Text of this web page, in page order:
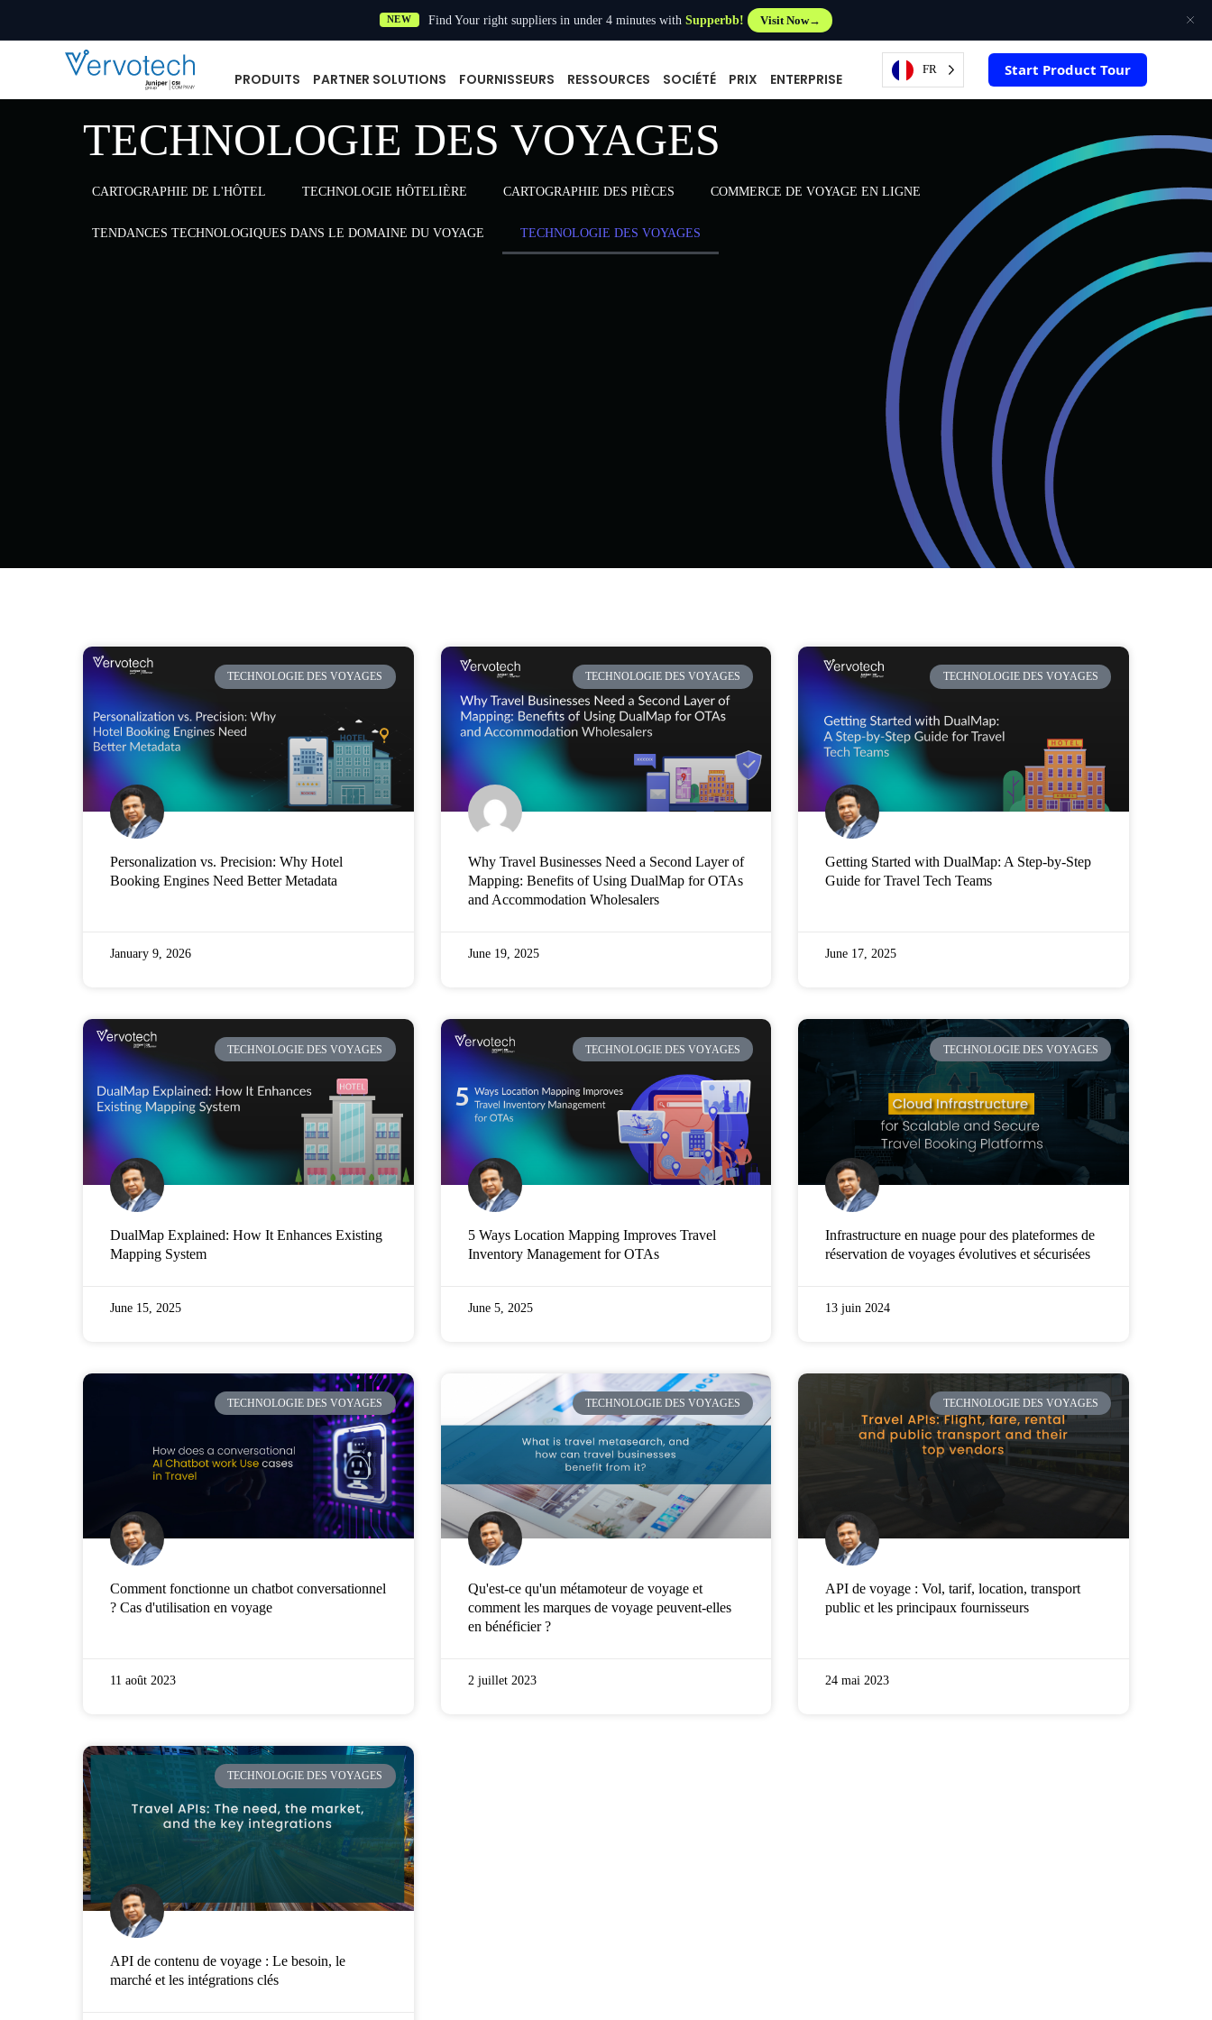
NEW Find Your right suppliers in under 4 minutes withSupperbb! Visit Now
PRODUITS PARTNER SOLUTIONS FOURNISSEURS RESSOURCES SOCIÉTÉ PRIX ENTERPRISE
FR Start Product Tour
TECHNOLOGIE DES VOYAGES
CARTOGRAPHIE DE L'HÔTEL TECHNOLOGIE HÔTELIÈRE CARTOGRAPHIE DES PIÈCES COMMERCE DE VOYAGE EN LIGNE
TENDANCES TECHNOLOGIQUES DANS LE DOMAINE DU VOYAGE TECHNOLOGIE DES VOYAGES
TECHNOLOGIE DES VOYAGES
Personalization vs. Precision: Why Hotel
Booking Engines Need Better Metadata
January 9, 2026
TECHNOLOGIE DES VOYAGES
Why Travel Businesses Need a Second Layer of
Mapping: Benefits of Using DualMap for OTAs
and Accommodation Wholesalers
June 19, 2025
TECHNOLOGIE DES VOYAGES
Getting Started with DualMap: A Step-by-Step
Guide for Travel Tech Teams
June 17, 2025
TECHNOLOGIE DES VOYAGES
DualMap Explained: How It Enhances Existing
Mapping System
June 15, 2025
TECHNOLOGIE DES VOYAGES
5 Ways Location Mapping Improves Travel
Inventory Management for OTAs
June 5, 2025
TECHNOLOGIE DES VOYAGES
Infrastructure en nuage pour des plateformes de
réservation de voyages évolutives et sécurisées
13 juin 2024
TECHNOLOGIE DES VOYAGES
Comment fonctionne un chatbot conversationnel
? Cas d'utilisation en voyage
11 août 2023
TECHNOLOGIE DES VOYAGES
Qu'est-ce qu'un métamoteur de voyage et
comment les marques de voyage peuvent-elles
en bénéficier ?
2 juillet 2023
TECHNOLOGIE DES VOYAGES
API de voyage : Vol, tarif, location, transport
public et les principaux fournisseurs
24 mai 2023
TECHNOLOGIE DES VOYAGES
API de contenu de voyage : Le besoin, le
marché et les intégrations clés